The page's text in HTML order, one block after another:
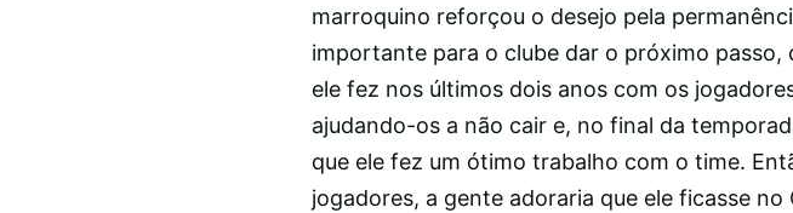
marroquino reforçou o desejo pela
importante para o clube dar o próximo passo,
ele fez nos últimos dois anos com os
ajudando-os a não cair e, no final da
que ele fez um ótimo trabalho com o time.
jogadores, a gente adoraria que ele ficasse no